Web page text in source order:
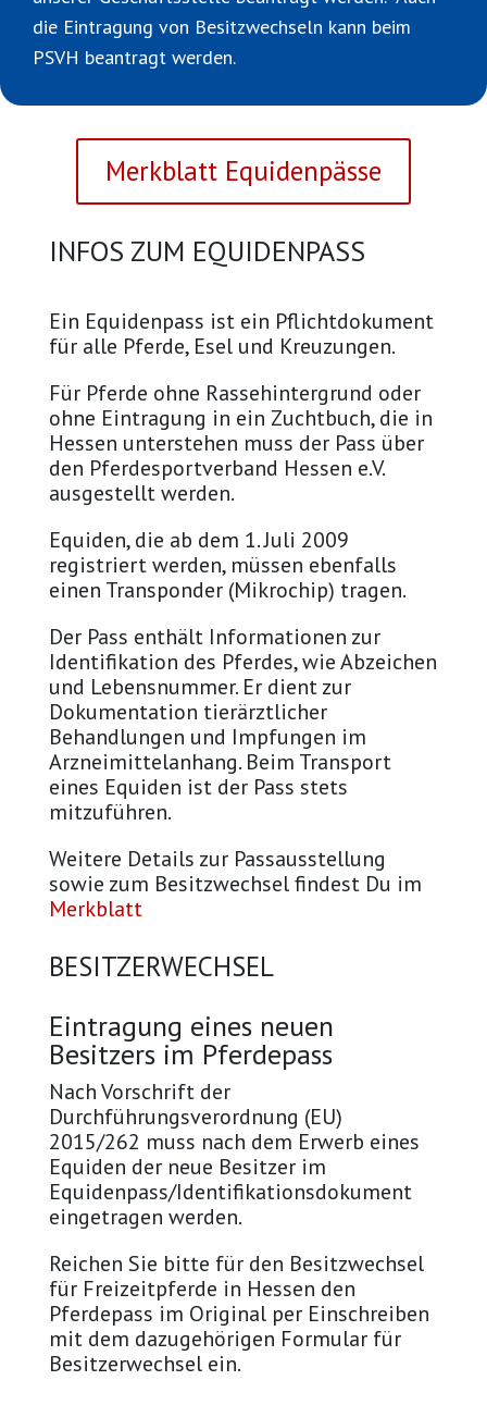
die Eintragung von Besitzwechseln kann beim
PSVH beantragt werden.
Merkblatt Equidenpässe
INFOS ZUM EQUIDENPASS
Ein Equidenpass ist ein Pflichtdokument
für alle Pferde, Esel und Kreuzungen.
Für Pferde ohne Rassehintergrund oder
ohne Eintragung in ein Zuchtbuch, die in
Hessen unterstehen muss der Pass über
den Pferdesportverband Hessen e.V.
ausgestellt werden.
Equiden, die ab dem 1. Juli 2009
registriert werden, müssen ebenfalls
einen Transponder (Mikrochip) tragen.
Der Pass enthält Informationen zur
Identifikation des Pferdes, wie Abzeichen
und Lebensnummer. Er dient zur
Dokumentation tierärztlicher
Behandlungen und Impfungen im
Arzneimittelanhang. Beim Transport
eines Equiden ist der Pass stets
mitzuführen.
Weitere Details zur Passausstellung
sowie zum Besitzwechsel findest Du im
Merkblatt
BESITZERWECHSEL
Eintragung eines neuen
Besitzers im Pferdepass
Nach Vorschrift der
Durchführungsverordnung (EU)
2015/262 muss nach dem Erwerb eines
Equiden der neue Besitzer im
Equidenpass/Identifikationsdokument
eingetragen werden.
Reichen Sie bitte für den Besitzwechsel
für Freizeitpferde in Hessen den
Pferdepass im Original per Einschreiben
mit dem dazugehörigen Formular für
Besitzerwechsel ein.